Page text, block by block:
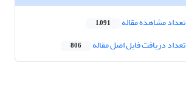
تعداد مشاهده مقاله 1,091
تعداد دریافت فایل اصل مقاله 806